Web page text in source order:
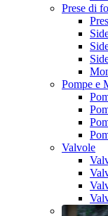
Prese di
Pompe e
Valvole